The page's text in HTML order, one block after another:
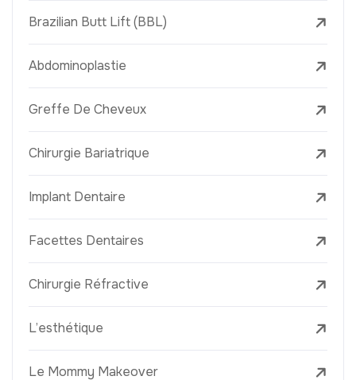
Brazilian Butt Lift (BBL)
Abdominoplastie
Greffe De Cheveux
Chirurgie Bariatrique
Implant Dentaire
Facettes Dentaires
Chirurgie Réfractive
L’esthétique
Le Mommy Makeover